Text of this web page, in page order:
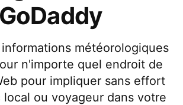
GoDaddy
météorologiques
n'importe quel endroit de
pour impliquer sans effort
ou voyageur dans votre